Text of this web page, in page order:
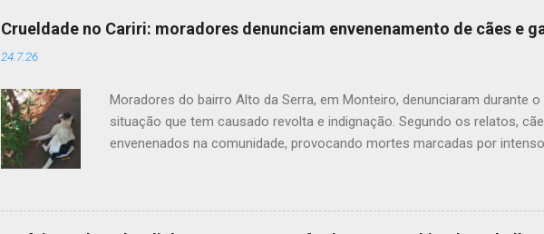
Crueldade no Cariri: moradores denunciam envenenamento de cães e
24.7.26
Moradores do bairro Alto da Serra, em Monteiro, denunciaram durante
situação que tem causado revolta e indignação. Segundo os relatos,
envenenados na comunidade, provocando mortes marcadas por
contou que, na última quarta-feira (22), um cachorro morreu
uma cena que comoveu vizinhos e evidenciou a gravidade da situação.
tutores dos animais, o envenenamento representa um risco para toda a